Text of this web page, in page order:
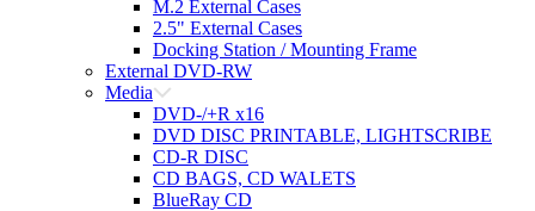
M.2 External Cases
2.5" External Cases
Docking Station / Mounting Frame
External DVD-RW
Media
DVD-/+R x16
DVD DISC PRINTABLE, LIGHTSCRIBE
CD-R DISC
CD BAGS, CD WALETS
BlueRay CD